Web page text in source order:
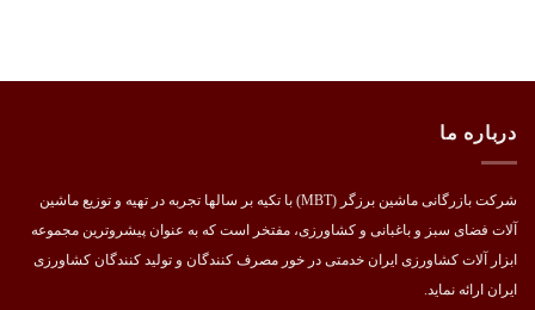
درباره ما
شرکت بازرگانی ماشین برزگر (MBT) با تکیه بر سالها تجربه در تهیه و توزیع ماشین
آلات فضای سبز و باغبانی و کشاورزی، مفتخر است که به عنوان پیشروترین مجموعه
ابزار آلات کشاورزی ایران خدمتی در خور مصرف کنندگان و تولید کنندگان کشاورزی
ایران ارائه نماید.